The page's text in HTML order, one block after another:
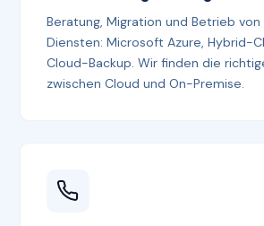
Beratung, Migration und Betrieb
Diensten: Microsoft Azure, Hybrid-
Cloud-Backup. Wir finden die
zwischen Cloud und On-Premise.